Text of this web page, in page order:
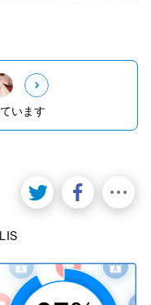
います